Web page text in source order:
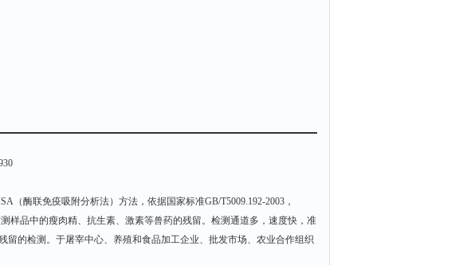
（酶联免疫吸附分析法）方法，依据国家标准GB/T5009.192-2003，
样品中的瘦肉精、抗生素、激素等兽药的残留。检测通道多，速度快，准
留的检测。于屠宰中心、养殖和食品加工企业、批发市场、农业合作组织